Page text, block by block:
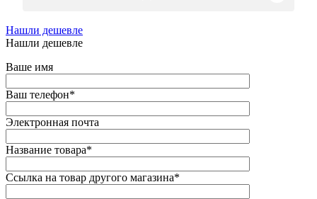
Нашли дешевле
Нашли дешевле
Ваше имя
Ваш телефон*
Электронная почта
Название товара*
Ссылка на товар другого магазина*